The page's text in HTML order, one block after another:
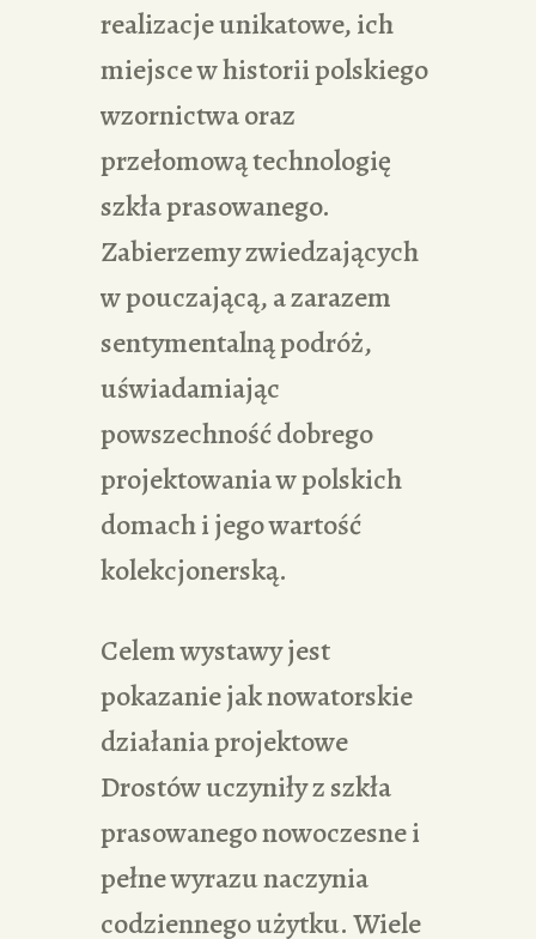
realizacje unikatowe, ich
miejsce w historii polskiego
wzornictwa oraz
przełomową technologię
szkła prasowanego.
Zabierzemy zwiedzających
w pouczającą, a zarazem
sentymentalną podróż,
uświadamiając
powszechność dobrego
projektowania w polskich
domach i jego wartość
kolekcjonerską.
Celem wystawy jest
pokazanie jak nowatorskie
działania projektowe
Drostów uczyniły z szkła
prasowanego nowoczesne i
pełne wyrazu naczynia
codziennego użytku. Wiele